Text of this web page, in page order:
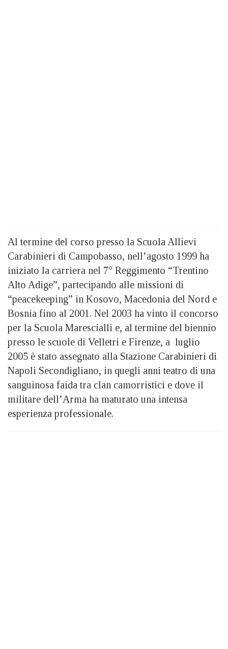
Al termine del corso presso la Scuola Allievi
Carabinieri di Campobasso, nell’agosto 1999 ha
iniziato la carriera nel 7° Reggimento “Trentino
Alto Adige”, partecipando alle missioni di
“peacekeeping” in Kosovo, Macedonia del Nord e
Bosnia fino al 2001. Nel 2003 ha vinto il concorso
per la Scuola Marescialli e, al termine del biennio
presso le scuole di Velletri e Firenze, a luglio
2005 è stato assegnato alla Stazione Carabinieri di
Napoli Secondigliano, in quegli anni teatro di una
sanguinosa faida tra clan camorristici e dove il
militare dell’Arma ha maturato una intensa
esperienza professionale.